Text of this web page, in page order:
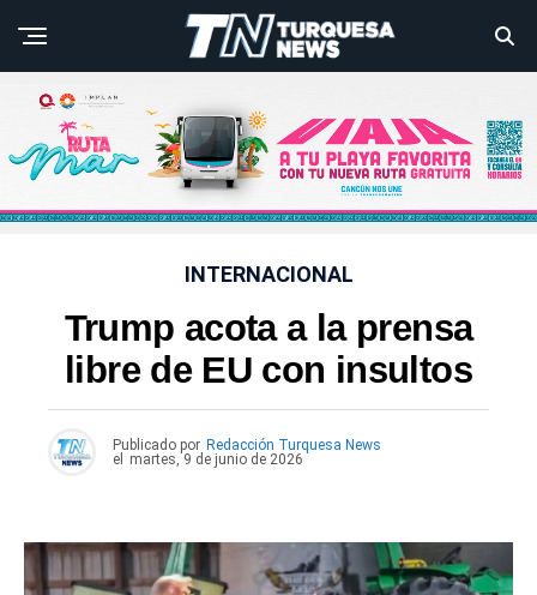
INTERNACIONAL
Trump acota a la prensa
libre de EU con insultos
Publicado por Redacción Turquesa News
el
martes, 9 de junio de 2026